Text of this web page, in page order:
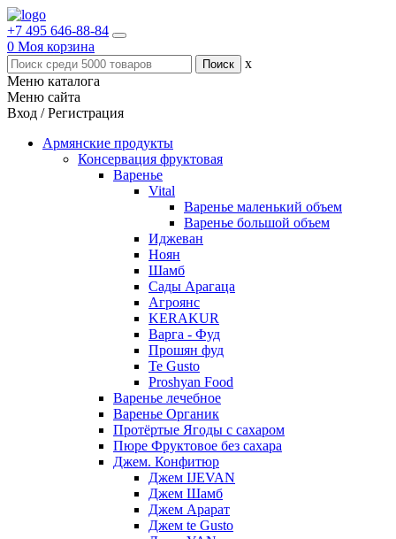
+7 495 646-88-84
0 Моя корзина
x
Меню каталога
Меню сайта
Вход / Регистрация
Армянские продукты
Консервация фруктовая
Варенье
Vital
Варенье маленький объем
Варенье большой объем
Иджеван
Ноян
Шамб
Сады Арагаца
Агроянс
KERAKUR
Варга - Фуд
Прошян фуд
Te Gusto
Proshyan Food
Варенье лечебное
Варенье Органик
Протёртые Ягоды с сахаром
Пюре Фруктовое без сахара
Джем. Конфитюр
Джем IJEVAN
Джем Шамб
Джем Арарат
Джем te Gusto